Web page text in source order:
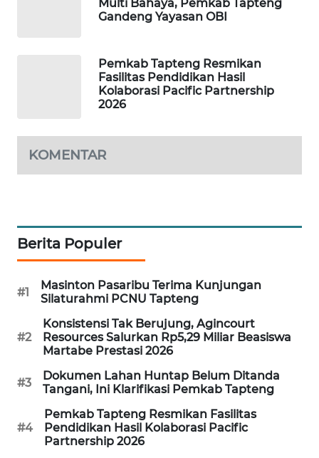
Multi Bahaya, Pemkab Tapteng
Gandeng Yayasan OBI
Pemkab Tapteng Resmikan
Fasilitas Pendidikan Hasil
Kolaborasi Pacific Partnership
2026
KOMENTAR
Berita Populer
#1
Masinton Pasaribu Terima Kunjungan
Silaturahmi PCNU Tapteng
#2
Konsistensi Tak Berujung, Agincourt
Resources Salurkan Rp5,29 Miliar Beasiswa
Martabe Prestasi 2026
#3
Dokumen Lahan Huntap Belum Ditanda
Tangani, Ini Klarifikasi Pemkab Tapteng
#4
Pemkab Tapteng Resmikan Fasilitas
Pendidikan Hasil Kolaborasi Pacific
Partnership 2026
ID
PERAPKI
NEWS
SONYA
ASA
NEWS